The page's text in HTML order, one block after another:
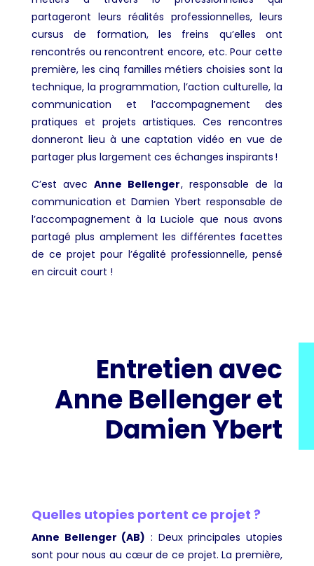
partageront leurs réalités professionnelles, leurs
cursus de formation, les freins qu’elles ont
rencontrés ou rencontrent encore, etc. Pour cette
première, les cinq familles métiers choisies sont la
technique, la programmation, l’action culturelle, la
communication et l’accompagnement des
pratiques et projets artistiques. Ces rencontres
donneront lieu à une captation vidéo en vue de
partager plus largement ces échanges inspirants !
C’est avecAnne Bellenger, responsable de la
communication et Damien Ybert responsable de
l’accompagnement à la Luciole que nous avons
partagé plus amplement les différentes facettes
de ce projet pour l’égalité professionnelle, pensé
en circuit court !
Entretien avec
Anne Bellenger et
Damien Ybert
Quelles utopies portent ce projet ?
Anne Bellenger (AB) : Deux principales utopies
sont pour nous au cœur de ce projet. La première,